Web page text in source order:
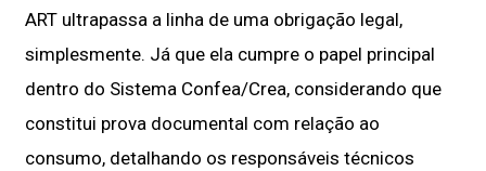
ART ultrapassa a linha de uma obrigação legal,
simplesmente. Já que ela cumpre o papel principal
dentro do Sistema Confea/Crea, considerando que
constitui prova documental com relação ao
consumo, detalhando os responsáveis técnicos